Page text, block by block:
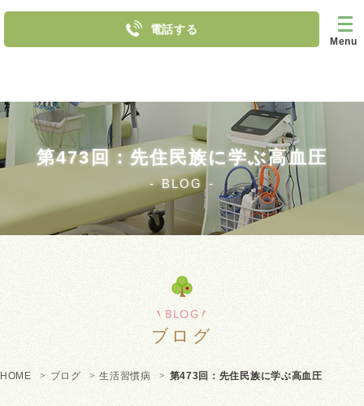
電話する
Menu
第473回：先住民族に学ぶ高血圧
BLOG
BLOG
ブログ
HOME ブログ 生活習慣病 第473回：先住民族に学ぶ高血圧